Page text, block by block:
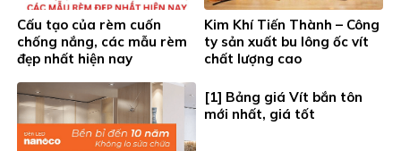
Cấu tạo của rèm cuốn
chống nắng, các mẫu rèm
đẹp nhất hiện nay
Kim Khí Tiến Thành – Công
ty sản xuất bu lông ốc vít
chất lượng cao
[1] Bảng giá Vít bắn tôn
mới nhất, giá tốt